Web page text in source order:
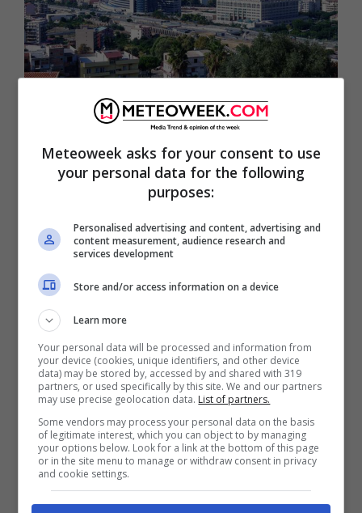
Meteo Reggio Calabria domani
martedì 18 agosto: soleggiato
Meteo Salerno domani martedì
18 agosto: nuvoloso
Meteoweek asks for your consent to use
your personal data for the following
purposes:
Personalised advertising and content, advertising and
content measurement, audience research and
services development
Store and/or access information on a device
Learn more
Your personal data will be processed and information from
your device (cookies, unique identifiers, and other device
data) may be stored by, accessed by and shared with 319
partners, or used specifically by this site. We and our partners
may use precise geolocation data. List of partners.
Some vendors may process your personal data on the basis
of legitimate interest, which you can object to by managing
your options below. Look for a link at the bottom of this page
or in the site menu to manage or withdraw consent in privacy
and cookie settings.